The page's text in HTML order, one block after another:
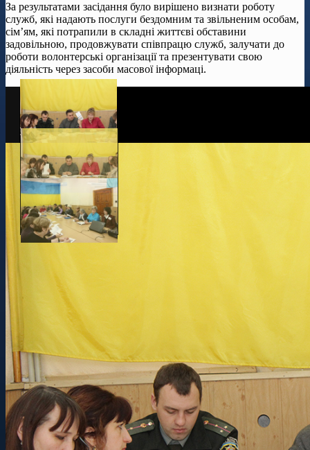
За результатами засідання було вирішено визнати роботу
служб, які надають послуги бездомним та звільненим особам,
сім’ям, які потрапили в складні життєві обставини
задовільною, продовжувати співпрацю служб, залучати до
роботи волонтерські організації та презентувати свою
діяльність через засоби масової інформаці.